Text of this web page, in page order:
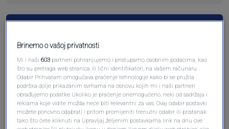
Brinemo o vašoj privatnosti
Mi i naši603 partneri pohranjujemo i pristupamo osobnim podacima, kao
što su pretraga web stranica ili lični identifikatori, na vašem računaru .
Odabir Prihvatam omogućava praćenje tehnologije kako bi se pružila
podrška dolje prikazanim svrhama na osnovu kojih mi i naši partneri
obrađujemo podatke Ukoliko je praćenje onemogućeno, neki od sadržaja i
reklama koje vidite možda neće biti relevantni za vas. Ovaj odabir postavki
možete ponovno odabrati i pritom promijeniti trenutni odabir ili pristanak
tako što ćete kliknuti na Upravljaj željenim postavkama link na dnu ove